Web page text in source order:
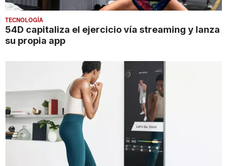
TECNOLOGÍA
54D capitaliza el ejercicio vía streaming y lanza
su propia app